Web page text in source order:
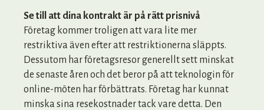
Se till att dina kontrakt är på rätt prisnivå
Företag kommer troligen att vara lite mer
restriktiva även efter att restriktionerna släppts.
Dessutom har företagsresor generellt sett minskat
de senaste åren och det beror på att teknologin för
online-möten har förbättrats. Företag har kunnat
minska sina resekostnader tack vare detta. Den